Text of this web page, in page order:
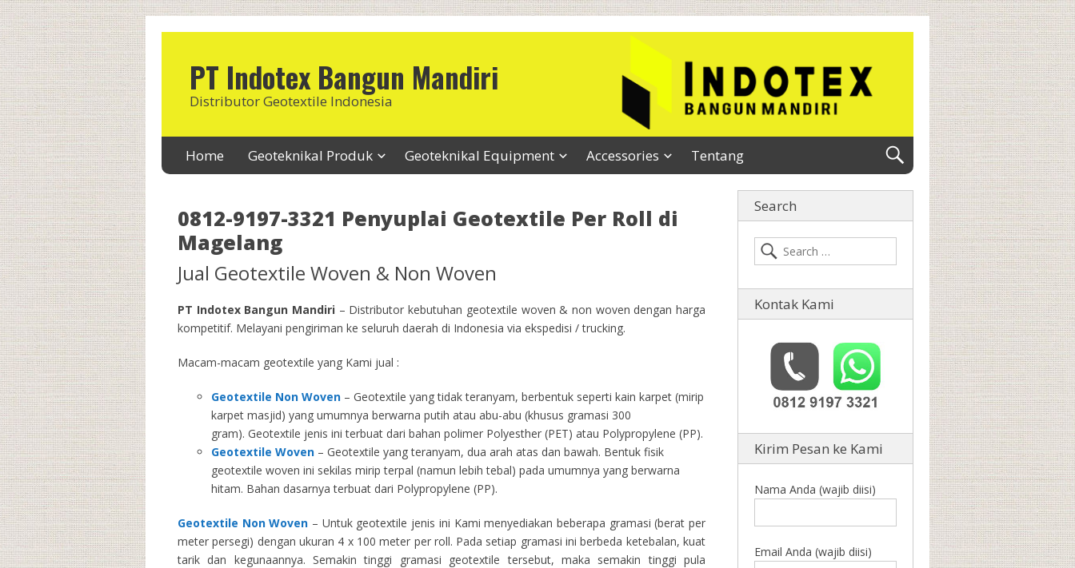
PT Indotex Bangun Mandiri
Distributor Geotextile Indonesia
Home Geoteknikal Produk Geoteknikal Equipment Accessories Tentang
0812-9197-3321 Penyuplai Geotextile Per Roll di
Magelang
Jual Geotextile Woven & Non Woven
PT Indotex Bangun Mandiri – Distributor kebutuhan geotextile woven & non woven dengan harga
kompetitif. Melayani pengiriman ke seluruh daerah di Indonesia via ekspedisi / trucking.
Macam-macam geotextile yang Kami jual :
Geotextile Non Woven – Geotextile yang tidak teranyam, berbentuk seperti kain karpet (mirip
karpet masjid) yang umumnya berwarna putih atau abu-abu (khusus gramasi 300
gram). Geotextile jenis ini terbuat dari bahan polimer Polyesther (PET) atau Polypropylene (PP).
Geotextile Woven – Geotextile yang teranyam, dua arah atas dan bawah. Bentuk fisik
geotextile woven ini sekilas mirip terpal (namun lebih tebal) pada umumnya yang berwarna
hitam. Bahan dasarnya terbuat dari Polypropylene (PP).
Geotextile Non Woven – Untuk geotextile jenis ini Kami menyediakan beberapa gramasi (berat per
meter persegi) dengan ukuran 4 x 100 meter per roll. Pada setiap gramasi ini berbeda ketebalan, kuat
tarik dan kegunaannya. Semakin tinggi gramasi geotextile tersebut, maka semakin tinggi pula
Search
Kontak Kami
Kirim Pesan ke Kami
Nama Anda (wajib diisi)
Email Anda (wajib diisi)